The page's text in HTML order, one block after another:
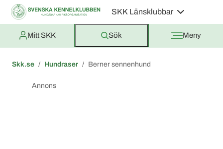
SKK Länsklubbar
Mitt SKK Sök Meny
Skk.se Hundraser Berner sennenhund
Annons